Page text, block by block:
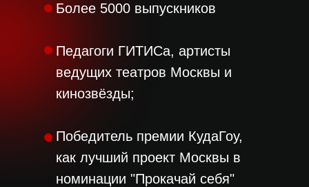
Более 5000 выпускников
Педагоги ГИТИСа, артисты
ведущих театров Москвы и
кинозвёзды;
Победитель премии КудаГоу,
как лучший проект Москвы в
номинации "Прокачай себя"